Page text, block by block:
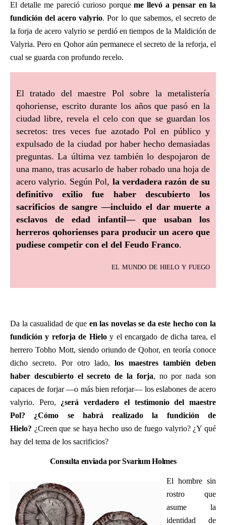
El detalle me pareció curioso porqueme llevó a pensar en la
fundición del acero valyrio. Por lo que sabemos, el secreto de
la forja de acero valyrio se perdió en tiempos de la Maldición de
Valyria. Pero en Qohor aún permanece el secreto de la reforja, el
cual se guarda con profundo recelo.
El tratado del maestre Pol sobre la metalistería
qohoriense, escrito durante los años que pasó en la
ciudad libre, revela el celo con que se guardan los
secretos: tres veces fue azotado Pol en público y
expulsado de la ciudad por haber hecho demasiadas
preguntas. La última vez también lo despojaron de
una mano, tras acusarlo de haber robado una hoja de
acero valyrio. Según Pol, la verdadera razón de su
definitivo exilio fue haber descubierto los
sacrificios de sangre —incluido el dar muerte a
esclavos de edad infantil— que usaban los
herreros qohorienses para producir un acero que
pudiese competir con el del Feudo Franco.
el mundo de hielo y fuego
Da la casualidad de que en las novelas se da este hecho con la
fundición y reforja de Hieloy el encargado de dicha tarea, el
herrero Tobho Mott, siendo oriundo de Qohor, en teoría conoce
dicho secreto. Por otro lado,los maestres también deben
haber descubierto el secreto de la forja, no por nada son
capaces de forjar —o más bien reforjar— los eslabones de acero
valyrio. Pero, ¿será verdadero el testimonio del maestre
Pol? ¿Cómo se habrá realizado la fundición de
Hielo? ¿Creen que se haya hecho uso de fuego valyrio? ¿Y qué
hay del tema de los sacrificios?
Consulta enviada por Svarium Holmes
El hombre sin
rostro que
asume la
identidad de